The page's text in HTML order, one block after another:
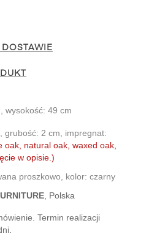
wysokość: 49 cm
grubość: 2 cm, impregnat:
oak, natural oak, waxed oak,
w opisie.)
proszkowo, kolor: czarny
, Polska
Termin realizacji